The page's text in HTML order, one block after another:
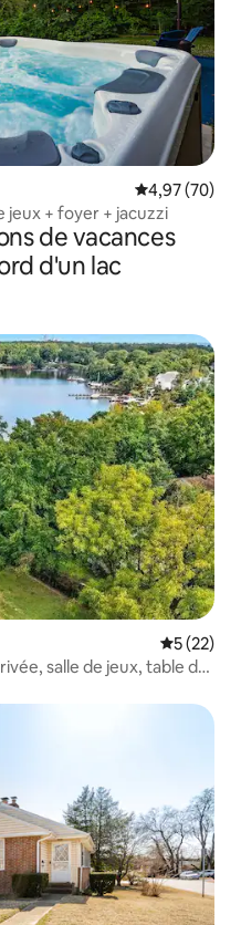
Évaluation
4,97 (70)
jeux + foyer + jacuzzi
de vacances
d'un lac
appréciés
5 (22)
salle de jeux, table de